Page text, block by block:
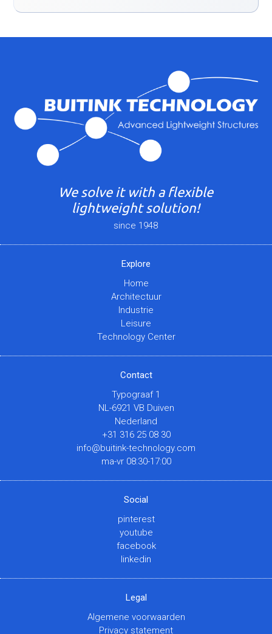
We solve it with a flexible
lightweight solution!
since 1948
Explore
Home
Architectuur
Industrie
Leisure
Technology Center
Contact
Typograaf 1
NL-6921 VB Duiven
Nederland
+31 316 25 08 30
info@buitink-technology.com
ma-vr 08:30-17:00
Social
pinterest
youtube
facebook
linkedin
Legal
Algemene voorwaarden
Privacy statement